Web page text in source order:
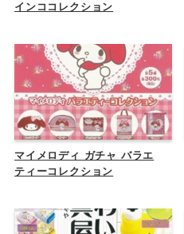
インココレクション
マイメロディ ガチャ バラエ
ティーコレクション